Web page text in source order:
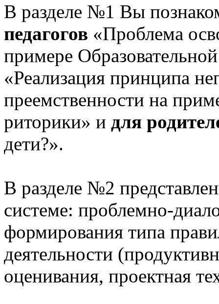
В разделе №1 Вы
педагогов «Проблема
примере
«Реализация принципа
преемственности на
риторики» и для
дети?».
В разделе №2
системе: проблемно-
формирования типа
деятельности
оценивания, проектная